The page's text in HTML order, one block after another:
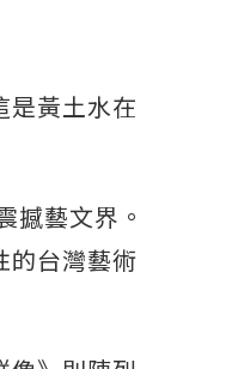
是黃土水在
撼藝文界。
的台灣藝術